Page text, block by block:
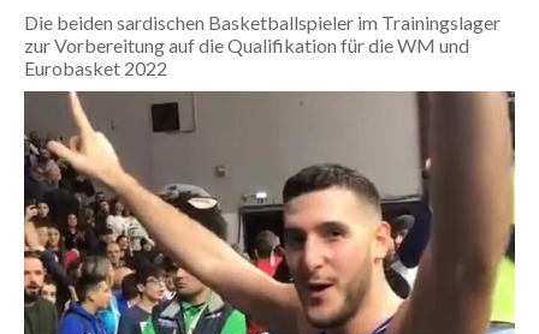
LAVORO
BANDI
SPORT IN SARDEGNA
SPORT
RISULTATI E CLASSIFICHE
CALCIO
CALCIO REGIONALE
BASKET
Die beiden sardischen Basketballspieler im Trainingslager
zur Vorbereitung auf die Qualifikation für die WM und
Eurobasket 2022